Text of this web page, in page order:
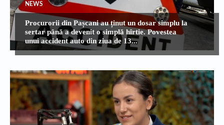
NEWS
Procurorii din Pașcani au ținut un dosar simplu la
sertar până a devenit o simplă hîrtie. Povestea
unui accident auto din ziua de 13...